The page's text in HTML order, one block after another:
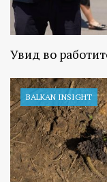
Увид во
BALKAN INSIGHT